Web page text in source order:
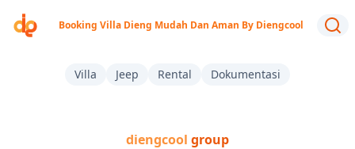
Booking Villa Dieng Mudah Dan Aman By Diengcool
Villa Jeep Rental Dokumentasi
diengcool group